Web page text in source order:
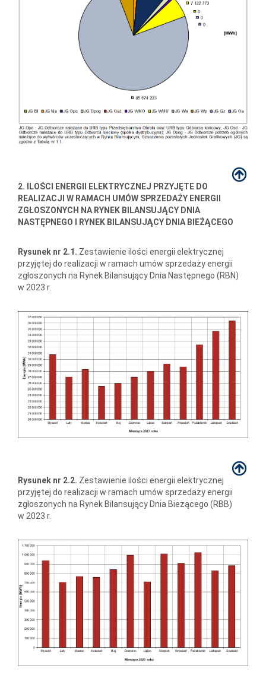
2. ILOŚCI ENERGII ELEKTRYCZNEJ PRZYJĘTE DO
REALIZACJI W RAMACH UMÓW SPRZEDAŻY ENERGII
ZGŁOSZONYCH NA RYNEK BILANSUJĄCY DNIA
NASTĘPNEGO I RYNEK BILANSUJĄCY DNIA BIEŻĄCEGO
Rysunek nr 2.1. Zestawienie ilości energii elektrycznej
przyjętej do realizacji w ramach umów sprzedaży energii
zgłoszonych na Rynek Bilansujący Dnia Następnego (RBN)
w 2023 r.
Rysunek nr 2.2. Zestawienie ilości energii elektrycznej
przyjętej do realizacji w ramach umów sprzedaży energii
zgłoszonych na Rynek Bilansujący Dnia Bieżącego (RBB)
w 2023 r.